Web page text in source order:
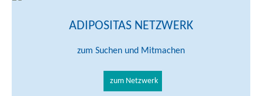
ADIPOSITAS NETZWERK
zum Suchen und Mitmachen
zum Netzwerk